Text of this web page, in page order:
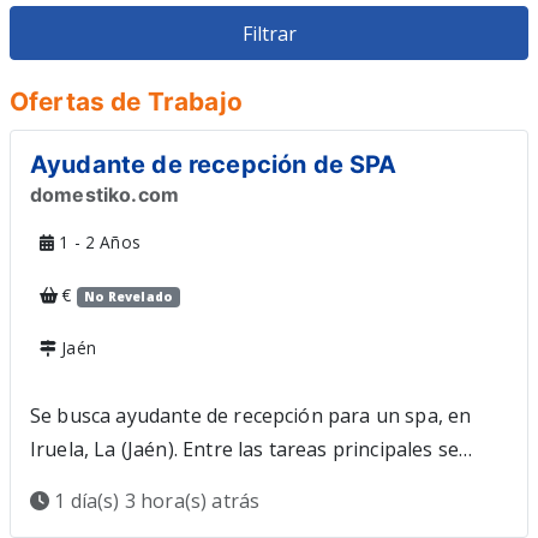
Restauracion
Ofertas de Trabajo
Ayudante de recepción de SPA
domestiko.com
1 - 2 Años
€ No Revelado
Jaén
Se busca ayudante de recepción para un spa, en
Iruela, La (Jaén). Entre las tareas principales se
agenda y la logística del centro, así como el
1 día(s) 3 hora(s) atrás